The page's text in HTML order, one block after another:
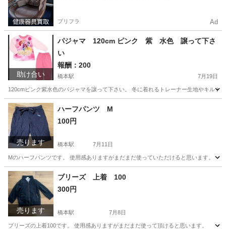
プリフラ Ad
助け合い
パジャマ 120cm ピンク 紫 水色 譲って下さ
い
報酬：200
橋本駅 7月19日
120cmピンク紫水色のパジャマを譲って下さい。 冬に着れるトレーナー生地やキル
神奈川 相模原市 橋本駅
売ります
ハーフパンツ M
100円
橋本駅 7月11日
Mのハーフパンツです。 使用感ありますがまだまだ使っていただけると思います。
神奈川 相模原市 橋本駅 ボトムス
売ります
ブリーズ 上着 100
300円
橋本駅 7月8日
ブリーズの上着100です。 使用感ありますがまだまだ使って頂けると思います。